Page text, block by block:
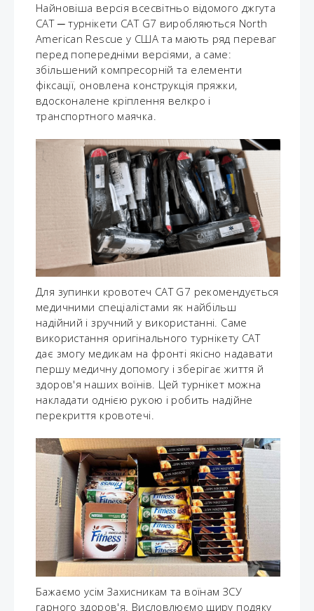
Найновіша версія всесвітньо відомого джгута
САТ ─ турнікети CAT G7 виробляються North
American Rescue у США та мають ряд переваг
перед попередніми версіями, а саме:
збільшений компресорній та елементи
фіксації, оновлена ​​конструкція пряжки,
вдосконалене кріплення велкро і
транспортного маячка.
Для зупинки кровотеч CAT G7 рекомендується
медичними спеціалістами як найбільш
надійний і зручний у використанні. Саме
використання оригінального турнікету CAT
дає змогу медикам на фронті якісно надавати
першу медичну допомогу і зберігає життя й
здоров'я наших воїнів. Цей турнікет можна
накладати однією рукою і робить надійне
перекриття кровотечі.
Бажаємо усім Захисникам та воїнам ЗСУ
гарного здоров'я. Висловлюємо щиру подяку